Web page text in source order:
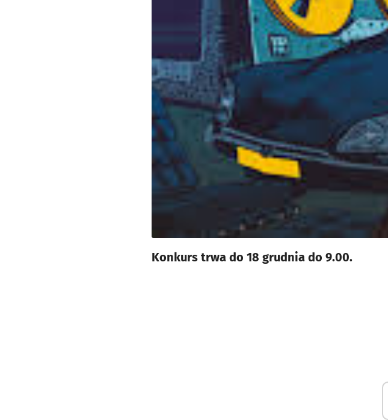
Konkurs trwa do 18 grudnia do 9.00.